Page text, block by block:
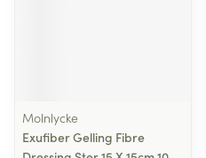
Molnlycke
Exufiber Gelling Fibre